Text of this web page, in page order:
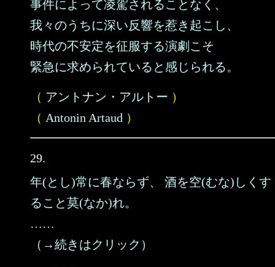
事件によって凌駕されることなく、
我々のうちに深い反響を惹き起こし、
時代の不安定を征服する演劇こそ
緊急に求められていると感じられる。
（ アントナン・アルトー ）
（ Antonin Artaud ）
29.
年(とし)常に春ならず、 酒を空(むな)しくす
ること莫(なか)れ。
……
（→続きはクリック）